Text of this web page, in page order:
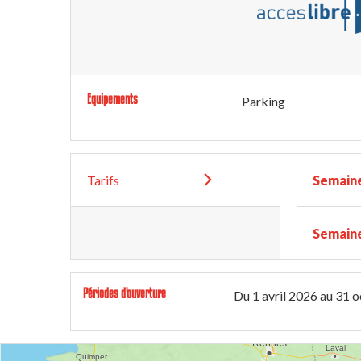
Equipements Parking
Tarifs
Périodes d'ouverture Du 1 avril 2026au 31